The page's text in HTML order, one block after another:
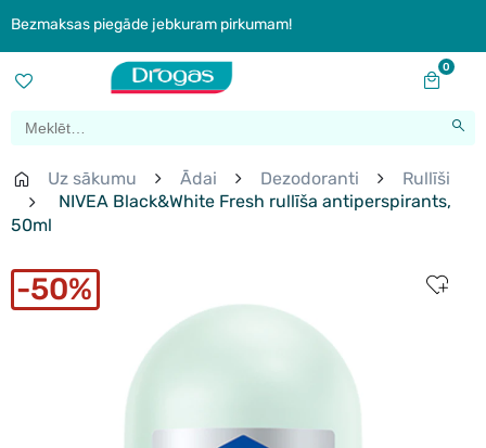
Bezmaksas piegāde jebkuram pirkumam!
0
Uz sākumu Ādai Dezodoranti
Rullīši
NIVEA Black&White Fresh rullīša antiperspirants,
50ml
50%